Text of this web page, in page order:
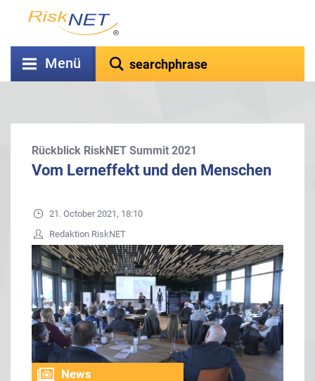
Menü
Rückblick RiskNET Summit 2021
Vom Lerneffekt und den Menschen
21. October 2021, 18:10
Redaktion RiskNET
News